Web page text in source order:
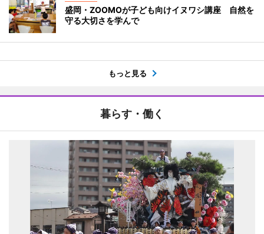
盛岡・ZOOMOが子ども向けイヌワシ講座 自然を
守る大切さを学んで
もっと見る
暮らす・働く